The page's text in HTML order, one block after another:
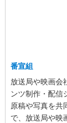
番宣組
放送局や映画会
ンツ制作・配信
原稿や写真を共
で、放送局や映